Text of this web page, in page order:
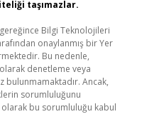
taşımazlar.
gereğince Bilgi Teknolojileri
onaylanmış bir Yer
Bu nedenle,
denetleme veya
bulunmamaktadır. Ancak,
sorumluluğunu
bu sorumluluğu kabul